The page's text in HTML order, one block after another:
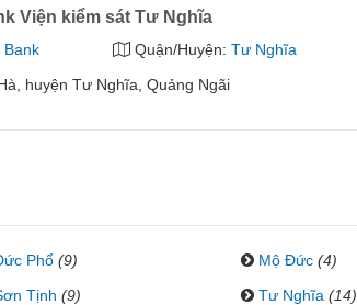
Viện kiểm sát Tư Nghĩa
Bank Quận/Huyện: Tư Nghĩa
huyện Tư Nghĩa, Quảng Ngãi
Phổ (9) Mộ Đức (4)
Tịnh (9) Tư Nghĩa (14)